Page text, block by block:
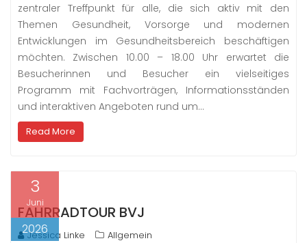
zentraler Treffpunkt für alle, die sich aktiv mit den
Themen Gesundheit, Vorsorge und modernen
Entwicklungen im Gesundheitsbereich beschäftigen
möchten. Zwischen 10.00 – 18.00 Uhr erwartet die
Besucherinnen und Besucher ein vielseitiges
Programm mit Fachvorträgen, Informationsständen
und interaktiven Angeboten rund um…
Read More
3
Juni
2026
FAHRRADTOUR BVJ
Jessica Linke Allgemein